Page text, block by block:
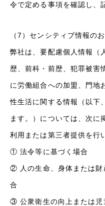
令で定める事項を確認し、
（7）センシティブ情報の
弊社は、要配慮個人情報（
歴、前科・前歴、犯罪被害
に労働組合への加盟、門地
性生活に関する情報（以下
ます。）については、次に
利用または第三者提供を行
① 法令等に基づく場合
② 人の生命、身体または財
合
③ 公衆衛生の向上または児